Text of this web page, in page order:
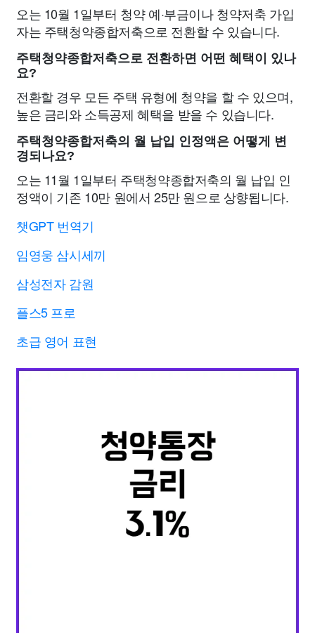
오는 10월 1일부터 청약 예·부금이나 청약저축 가입
자는 주택청약종합저축으로 전환할 수 있습니다.
주택청약종합저축으로 전환하면 어떤 혜택이 있나
요?
전환할 경우 모든 주택 유형에 청약을 할 수 있으며,
높은 금리와 소득공제 혜택을 받을 수 있습니다.
주택청약종합저축의 월 납입 인정액은 어떻게 변
경되나요?
오는 11월 1일부터 주택청약종합저축의 월 납입 인
정액이 기존 10만 원에서 25만 원으로 상향됩니다.
챗GPT 번역기
임영웅 삼시세끼
삼성전자 감원
플스5 프로
초급 영어 표현